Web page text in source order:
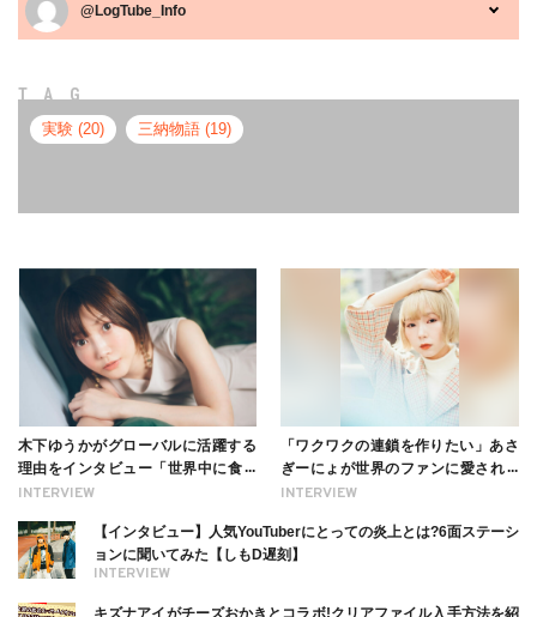
@LogTube_Info
TAG
実験 (20) 三納物語 (19)
INTERVIEW
木下ゆうかがグローバルに活躍する
理由をインタビュー「世界中に食べ
る幸せを伝えたい」新事務所加入に
INTERVIEW
「ワクワクの連鎖を作りたい」あさ
ぎーにょが世界のファンに愛される
理由【インタビュー】
INTERVIEW
【インタビュー】人気YouTuberにとっての炎上とは?6面ステーシ
ョンに聞いてみた【しもD遅刻】
キズナアイがチーズおかきとコラボ!クリアファイル入手方法を紹